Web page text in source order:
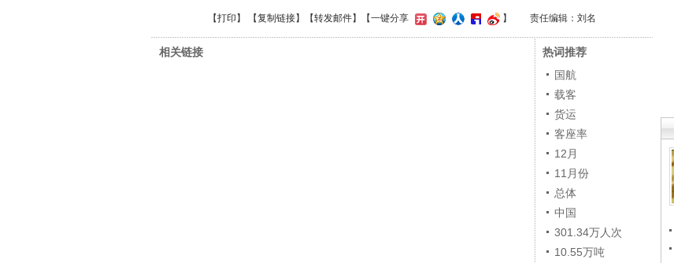
【打印 】 【复制链接】【转发邮件】 【一键分享 】 责任编辑：刘名
相关链接
热词推荐
国航
载客
货运
客座率
12月
11月份
总体
中国
301.34万人次
10.55万吨